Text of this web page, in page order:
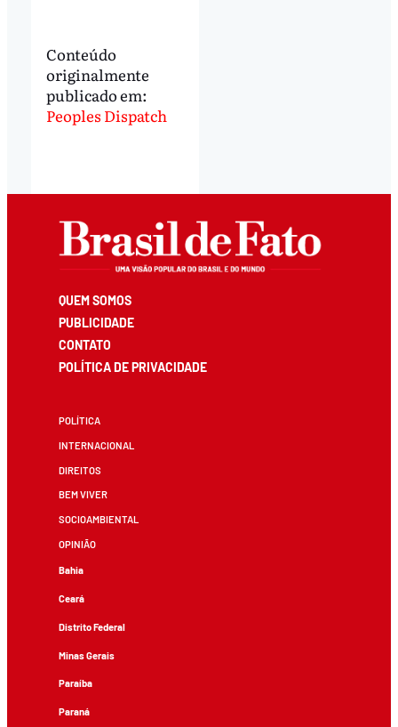
Conteúdo
originalmente
publicado em:
Peoples Dispatch
QUEM SOMOS
PUBLICIDADE
CONTATO
POLÍTICA DE PRIVACIDADE
POLÍTICA
INTERNACIONAL
DIREITOS
BEM VIVER
SOCIOAMBIENTAL
OPINIÃO
Bahia
Ceará
Distrito Federal
Minas Gerais
Paraíba
Paraná